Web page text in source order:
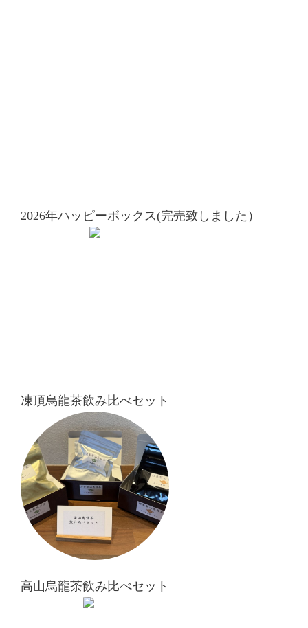
2026年ハッピーボックス(完売致しました）
凍頂烏龍茶飲み比べセット
高山烏龍茶飲み比べセット